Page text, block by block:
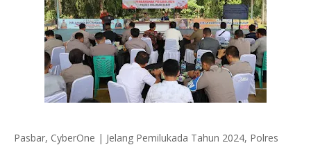
Pasbar, CyberOne | Jelang Pemilukada Tahun 2024, Polres